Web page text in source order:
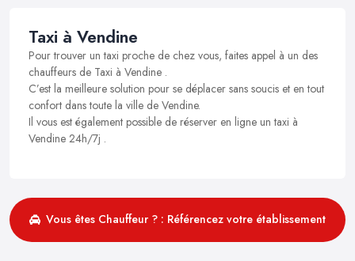
Taxi à Vendine
Pour trouver un taxi proche de chez vous, faites appel à un des
chauffeurs de Taxi à Vendine .
C’est la meilleure solution pour se déplacer sans soucis et en tout
confort dans toute la ville de Vendine.
Il vous est également possible de réserver en ligne un taxi à
Vendine 24h/7j .
Vous êtes Chauffeur ? : Référencez votre établissement